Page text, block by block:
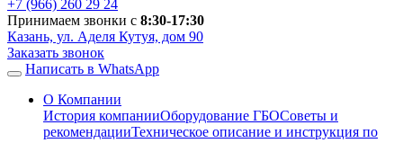
+7 (966) 260 29 24
Принимаем звонки с 8:30-17:30
Казань, ул. Аделя Кутуя, дом 90
Заказать звонок
Написать в WhatsApp
О Компании
История компанииОборудование ГБОСоветы и
рекомендацииТехническое описание и инструкция по